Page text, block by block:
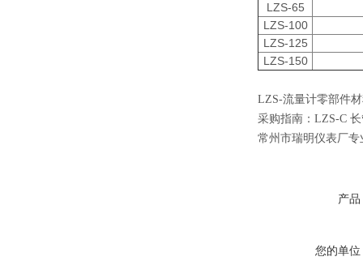
LZS-65
LZS-100
LZS-125
LZS-150
LZS-流量计零部件
采购指南： LZS-C
常州市瑞明仪表厂专
产品
您的单位